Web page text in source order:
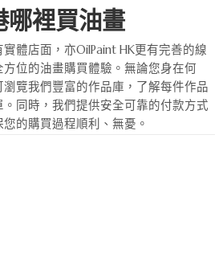
哪裡買油畫
體店面，亦OilPaint HK更有完善的線
方位的油畫購買體驗。無論您身在何
覽我們豐富的作品庫，了解每件作品
同時，我們提供安全可靠的付款方式
的購買過程順利、無憂。